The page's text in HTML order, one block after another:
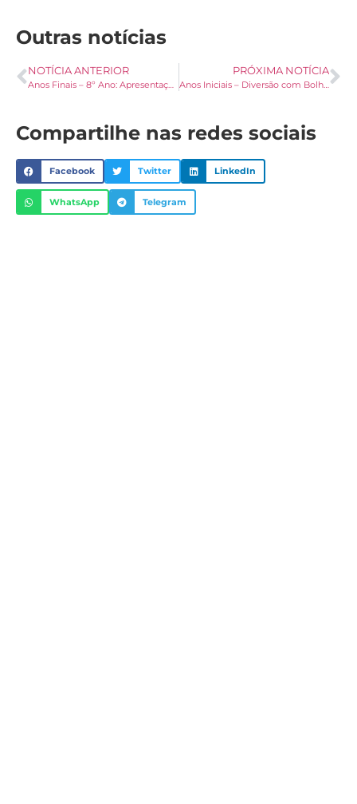
Outras notícias
NOTÍCIA ANTERIOR
Anos Finais – 8º Ano: Apresentações dos Musicais
PRÓXIMA NOTÍCIA
Anos Iniciais – Diversão com Bolhas de Sabão
Compartilhe nas redes sociais
Facebook Twitter LinkedIn
WhatsApp Telegram